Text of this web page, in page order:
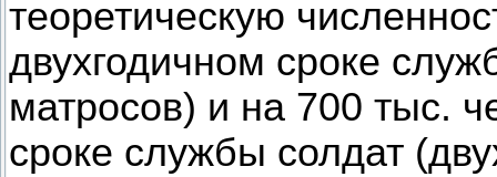
теоретическую
двухгодичном сроке
матросов) и на 700 тыс.
сроке службы солдат